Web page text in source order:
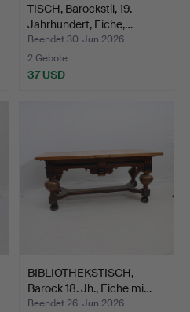
TISCH, Barockstil, 19.
Jahrhundert, Eiche,…
Beendet 30. Jun 2026
2 Gebote
37 USD
BIBLIOTHEKSTISCH,
Barock 18. Jh., Eiche mi…
Beendet 26. Jun 2026